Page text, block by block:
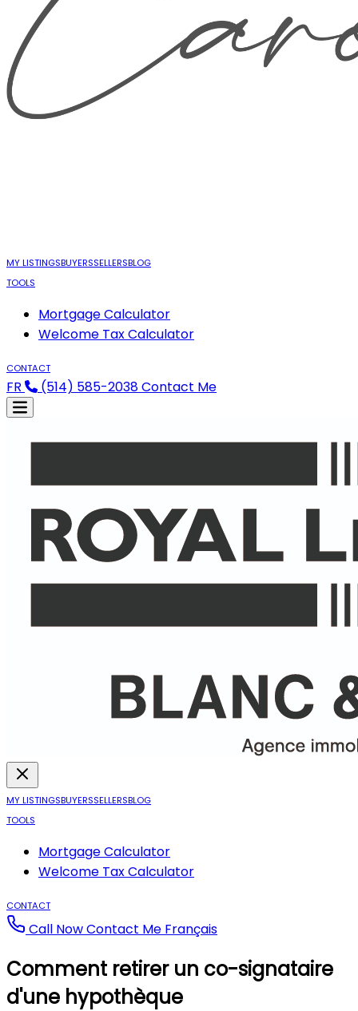
MY LISTINGSBUYERSSELLERSBLOG
TOOLS
Mortgage Calculator
Welcome Tax Calculator
CONTACT
FR (514) 585-2038Contact Me
MY LISTINGSBUYERSSELLERSBLOG
TOOLS
Mortgage Calculator
Welcome Tax Calculator
CONTACT
Call NowContact Me Français
Comment retirer un co-signataire
d'une hypothèque